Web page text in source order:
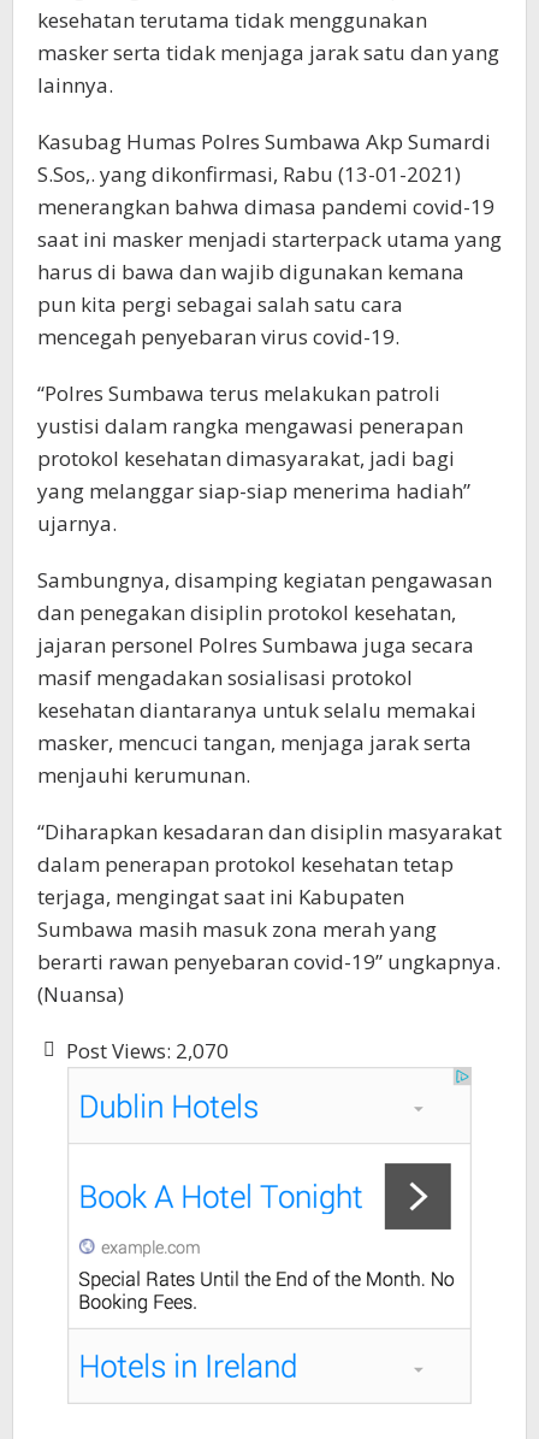
kesehatan terutama tidak menggunakan
masker serta tidak menjaga jarak satu dan yang
lainnya.
Kasubag Humas Polres Sumbawa Akp Sumardi
S.Sos,. yang dikonfirmasi, Rabu (13-01-2021)
menerangkan bahwa dimasa pandemi covid-19
saat ini masker menjadi starterpack utama yang
harus di bawa dan wajib digunakan kemana
pun kita pergi sebagai salah satu cara
mencegah penyebaran virus covid-19.
“Polres Sumbawa terus melakukan patroli
yustisi dalam rangka mengawasi penerapan
protokol kesehatan dimasyarakat, jadi bagi
yang melanggar siap-siap menerima hadiah”
ujarnya.
Sambungnya, disamping kegiatan pengawasan
dan penegakan disiplin protokol kesehatan,
jajaran personel Polres Sumbawa juga secara
masif mengadakan sosialisasi protokol
kesehatan diantaranya untuk selalu memakai
masker, mencuci tangan, menjaga jarak serta
menjauhi kerumunan.
“Diharapkan kesadaran dan disiplin masyarakat
dalam penerapan protokol kesehatan tetap
terjaga, mengingat saat ini Kabupaten
Sumbawa masih masuk zona merah yang
berarti rawan penyebaran covid-19” ungkapnya.
(Nuansa)
Post Views: 2,070